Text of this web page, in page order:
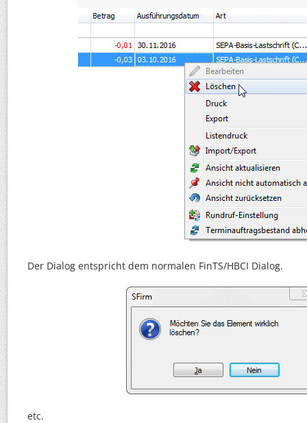
Der Dialog entspricht dem normalen FinTS/HBCI Dialog.
etc.